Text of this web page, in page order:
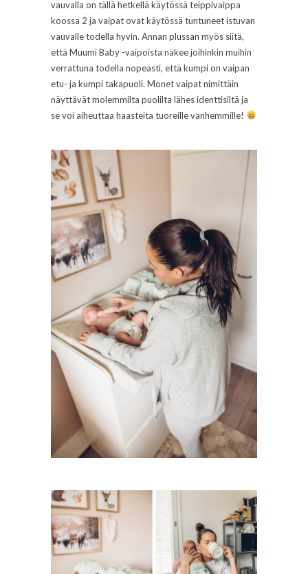
vauvalla on tällä hetkellä käytössä teippivaippa
koossa 2 ja vaipat ovat käytössä tuntuneet istuvan
vauvalle todella hyvin. Annan plussan myös siitä,
että Muumi Baby -vaipoista näkee joihinkin muihin
verrattuna todella nopeasti, että kumpi on vaipan
etu- ja kumpi takapuoli. Monet vaipat nimittäin
näyttävät molemmilta puolilta lähes identtisiltä ja
se voi aiheuttaa haasteita tuoreille vanhemmille!